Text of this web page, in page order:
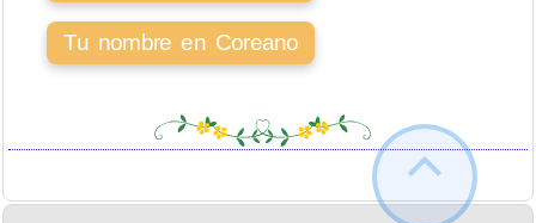
Tu nombre en Coreano